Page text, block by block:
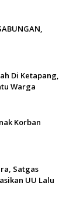
Di Ketapang,
Warga
Korban
Satgas
UU Lalu